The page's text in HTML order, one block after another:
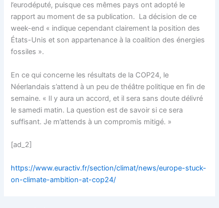
l’eurodéputé, puisque ces mêmes pays ont adopté le
rapport au moment de sa publication. La décision de ce
week-end « indique cependant clairement la position des
États-Unis et son appartenance à la coalition des énergies
fossiles ».
En ce qui concerne les résultats de la COP24, le
Néerlandais s’attend à un peu de théâtre politique en fin de
semaine. « Il y aura un accord, et il sera sans doute délivré
le samedi matin. La question est de savoir si ce sera
suffisant. Je m’attends à un compromis mitigé. »
[ad_2]
https://www.euractiv.fr/section/climat/news/europe-stuck-
on-climate-ambition-at-cop24/